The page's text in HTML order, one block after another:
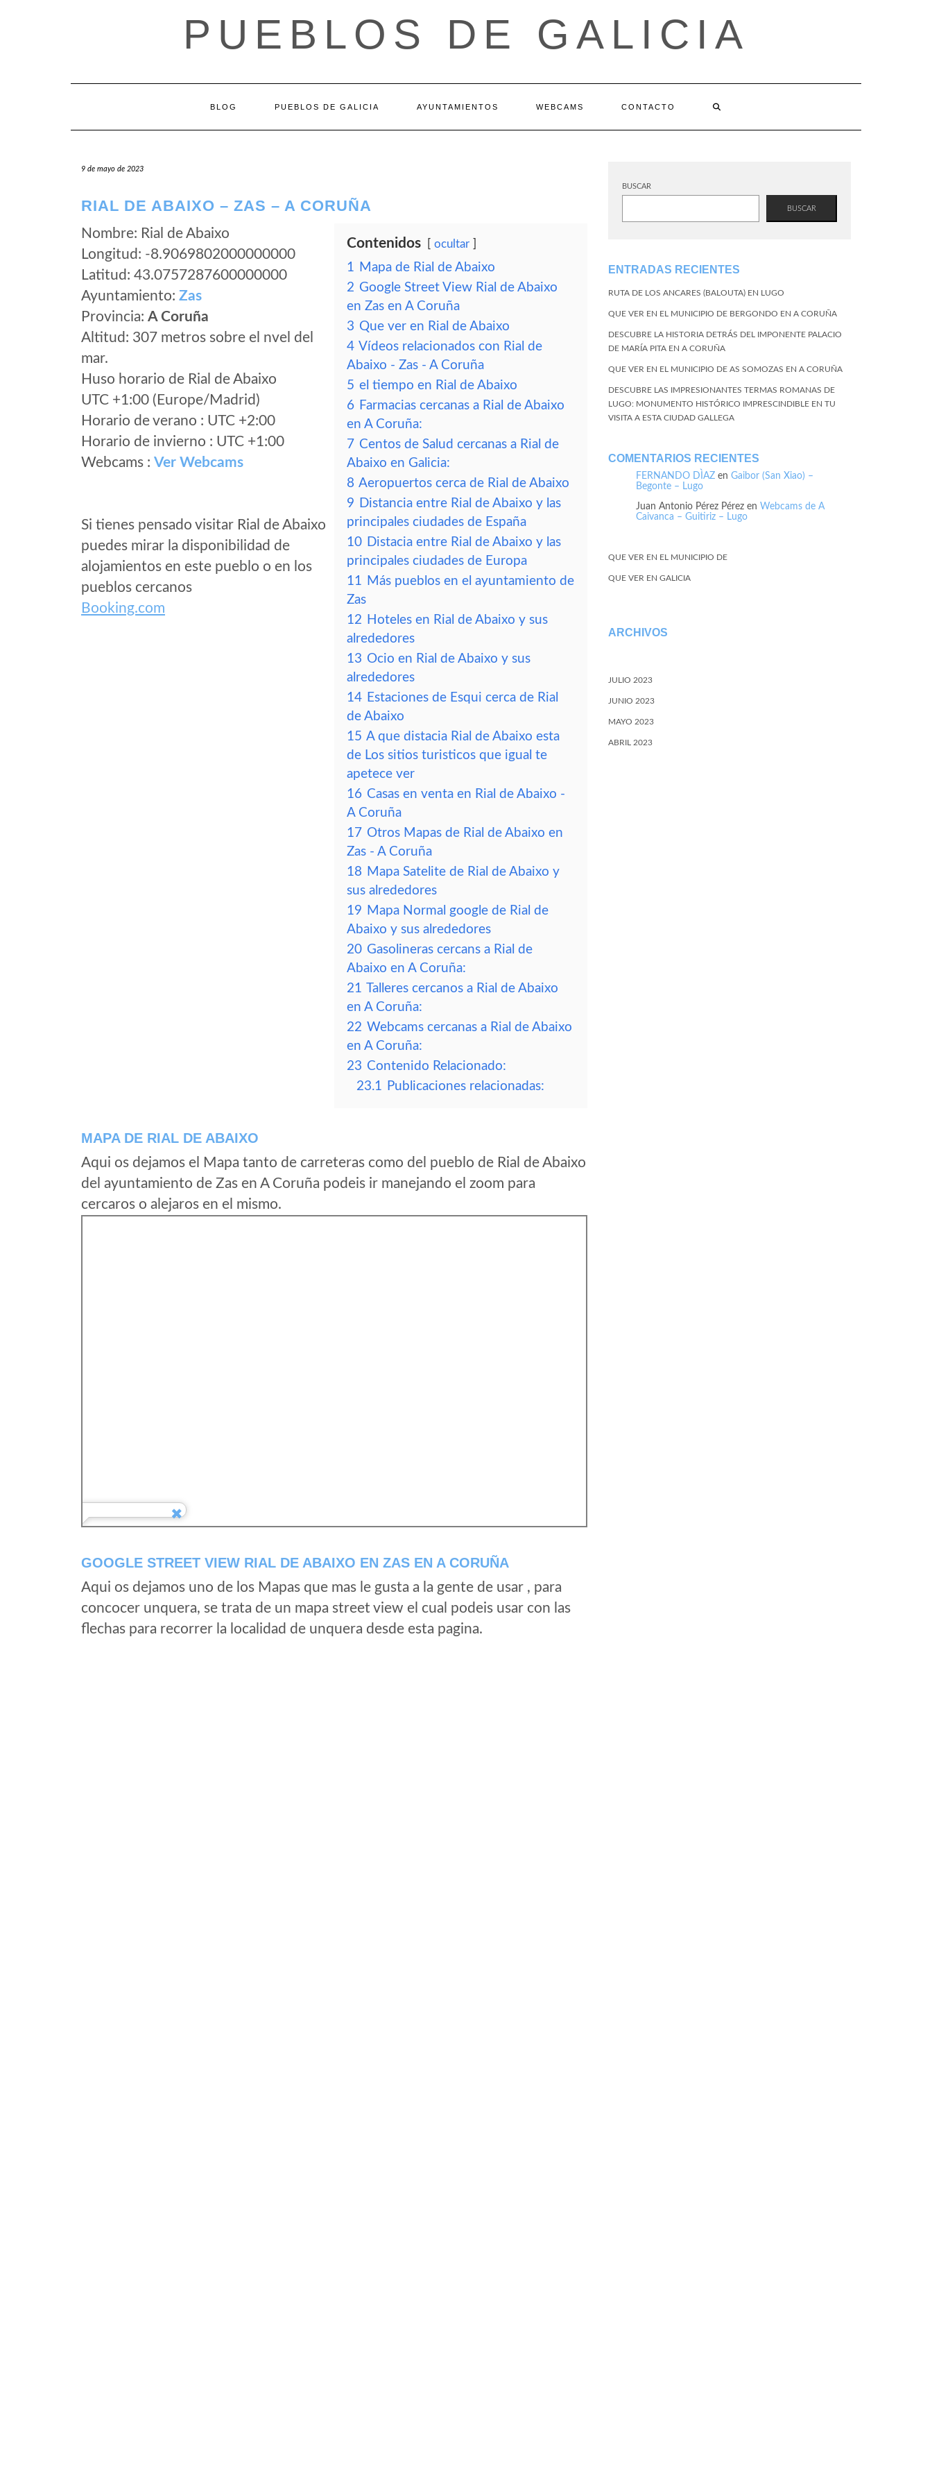
PUEBLOS DE GALICIA
BLOG PUEBLOS DE GALICIA AYUNTAMIENTOS WEBCAMS CONTACTO
9 de mayo de 2023
RIAL DE ABAIXO – ZAS – A CORUÑA
Nombre: Rial de Abaixo
Longitud: -8.9069802000000000
Latitud: 43.0757287600000000
Ayuntamiento: Zas
Provincia: A Coruña
Altitud: 307 metros sobre el nvel del
mar.
Huso horario de Rial de Abaixo
UTC +1:00 (Europe/Madrid)
Horario de verano : UTC +2:00
Horario de invierno : UTC +1:00
Webcams : Ver Webcams
Si tienes pensado visitar Rial de Abaixo
puedes mirar la disponibilidad de
alojamientos en este pueblo o en los
pueblos cercanos
Booking.com
Contenidos ocultar
1 Mapa de Rial de Abaixo
2 Google Street View Rial de Abaixo
en Zas en A Coruña
3 Que ver en Rial de Abaixo
4 Vídeos relacionados con Rial de
Abaixo - Zas - A Coruña
5 el tiempo en Rial de Abaixo
6 Farmacias cercanas a Rial de Abaixo
en A Coruña:
7 Centos de Salud cercanas a Rial de
Abaixo en Galicia:
8 Aeropuertos cerca de Rial de Abaixo
9 Distancia entre Rial de Abaixo y las
principales ciudades de España
10 Distacia entre Rial de Abaixo y las
principales ciudades de Europa
11 Más pueblos en el ayuntamiento de
Zas
12 Hoteles en Rial de Abaixo y sus
alrededores
13 Ocio en Rial de Abaixo y sus
alrededores
14 Estaciones de Esqui cerca de Rial
de Abaixo
15 A que distacia Rial de Abaixo esta
de Los sitios turisticos que igual te
apetece ver
16 Casas en venta en Rial de Abaixo -
A Coruña
17 Otros Mapas de Rial de Abaixo en
Zas - A Coruña
18 Mapa Satelite de Rial de Abaixo y
sus alrededores
19 Mapa Normal google de Rial de
Abaixo y sus alrededores
20 Gasolineras cercans a Rial de
Abaixo en A Coruña:
21 Talleres cercanos a Rial de Abaixo
en A Coruña:
22 Webcams cercanas a Rial de Abaixo
en A Coruña:
23 Contenido Relacionado:
23.1 Publicaciones relacionadas:
MAPA DE RIAL DE ABAIXO
Aqui os dejamos el Mapa tanto de carreteras como del pueblo de Rial de Abaixo
del ayuntamiento de Zas en A Coruña podeis ir manejando el zoom para
cercaros o alejaros en el mismo.
GOOGLE STREET VIEW RIAL DE ABAIXO EN ZAS EN A CORUÑA
Aqui os dejamos uno de los Mapas que mas le gusta a la gente de usar , para
concocer unquera, se trata de un mapa street view el cual podeis usar con las
flechas para recorrer la localidad de unquera desde esta pagina.
BUSCAR
BUSCAR
ENTRADAS RECIENTES
RUTA DE LOS ANCARES (BALOUTA) EN LUGO
QUE VER EN EL MUNICIPIO DE BERGONDO EN A CORUÑA
DESCUBRE LA HISTORIA DETRÁS DEL IMPONENTE PALACIO
DE MARÍA PITA EN A CORUÑA
QUE VER EN EL MUNICIPIO DE AS SOMOZAS EN A CORUÑA
DESCUBRE LAS IMPRESIONANTES TERMAS ROMANAS DE
LUGO: MONUMENTO HISTÓRICO IMPRESCINDIBLE EN TU
VISITA A ESTA CIUDAD GALLEGA
COMENTARIOS RECIENTES
FERNANDO DÌAZ en Gaibor (San Xiao) –
Begonte – Lugo
Juan Antonio Pérez Pérez en Webcams de A
Caivanca – Guitiriz – Lugo
QUE VER EN EL MUNICIPIO DE
QUE VER EN GALICIA
ARCHIVOS
JULIO 2023
JUNIO 2023
MAYO 2023
ABRIL 2023